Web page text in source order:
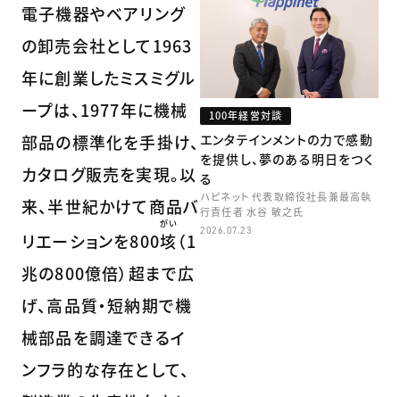
電子機器やベアリング
の卸売会社として1963
年に創業したミスミグル
ープは、1977年に機械
部品の標準化を手掛け、
カタログ販売を実現。以
来、半世紀かけて商品バ
リエーションを800垓
がい
（1
兆の800億倍）超まで広
げ、高品質・短納期で機
械部品を調達できるイ
ンフラ的な存在として、
100年経営対談
エンタテインメントの力で感動
を提供し、夢のある明日をつく
る
ハピネット 代表取締役社長兼最高執
行責任者 水谷 敏之氏
2026.07.23